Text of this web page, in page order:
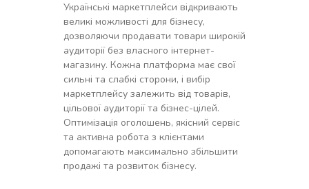
Українські маркетплейси відкривають
великі можливості для бізнесу,
дозволяючи продавати товари широкій
аудиторії без власного інтернет-
магазину. Кожна платформа має свої
сильні та слабкі сторони, і вибір
маркетплейсу залежить від товарів,
цільової аудиторії та бізнес-цілей.
Оптимізація оголошень, якісний сервіс
та активна робота з клієнтами
допомагають максимально збільшити
продажі та розвиток бізнесу.